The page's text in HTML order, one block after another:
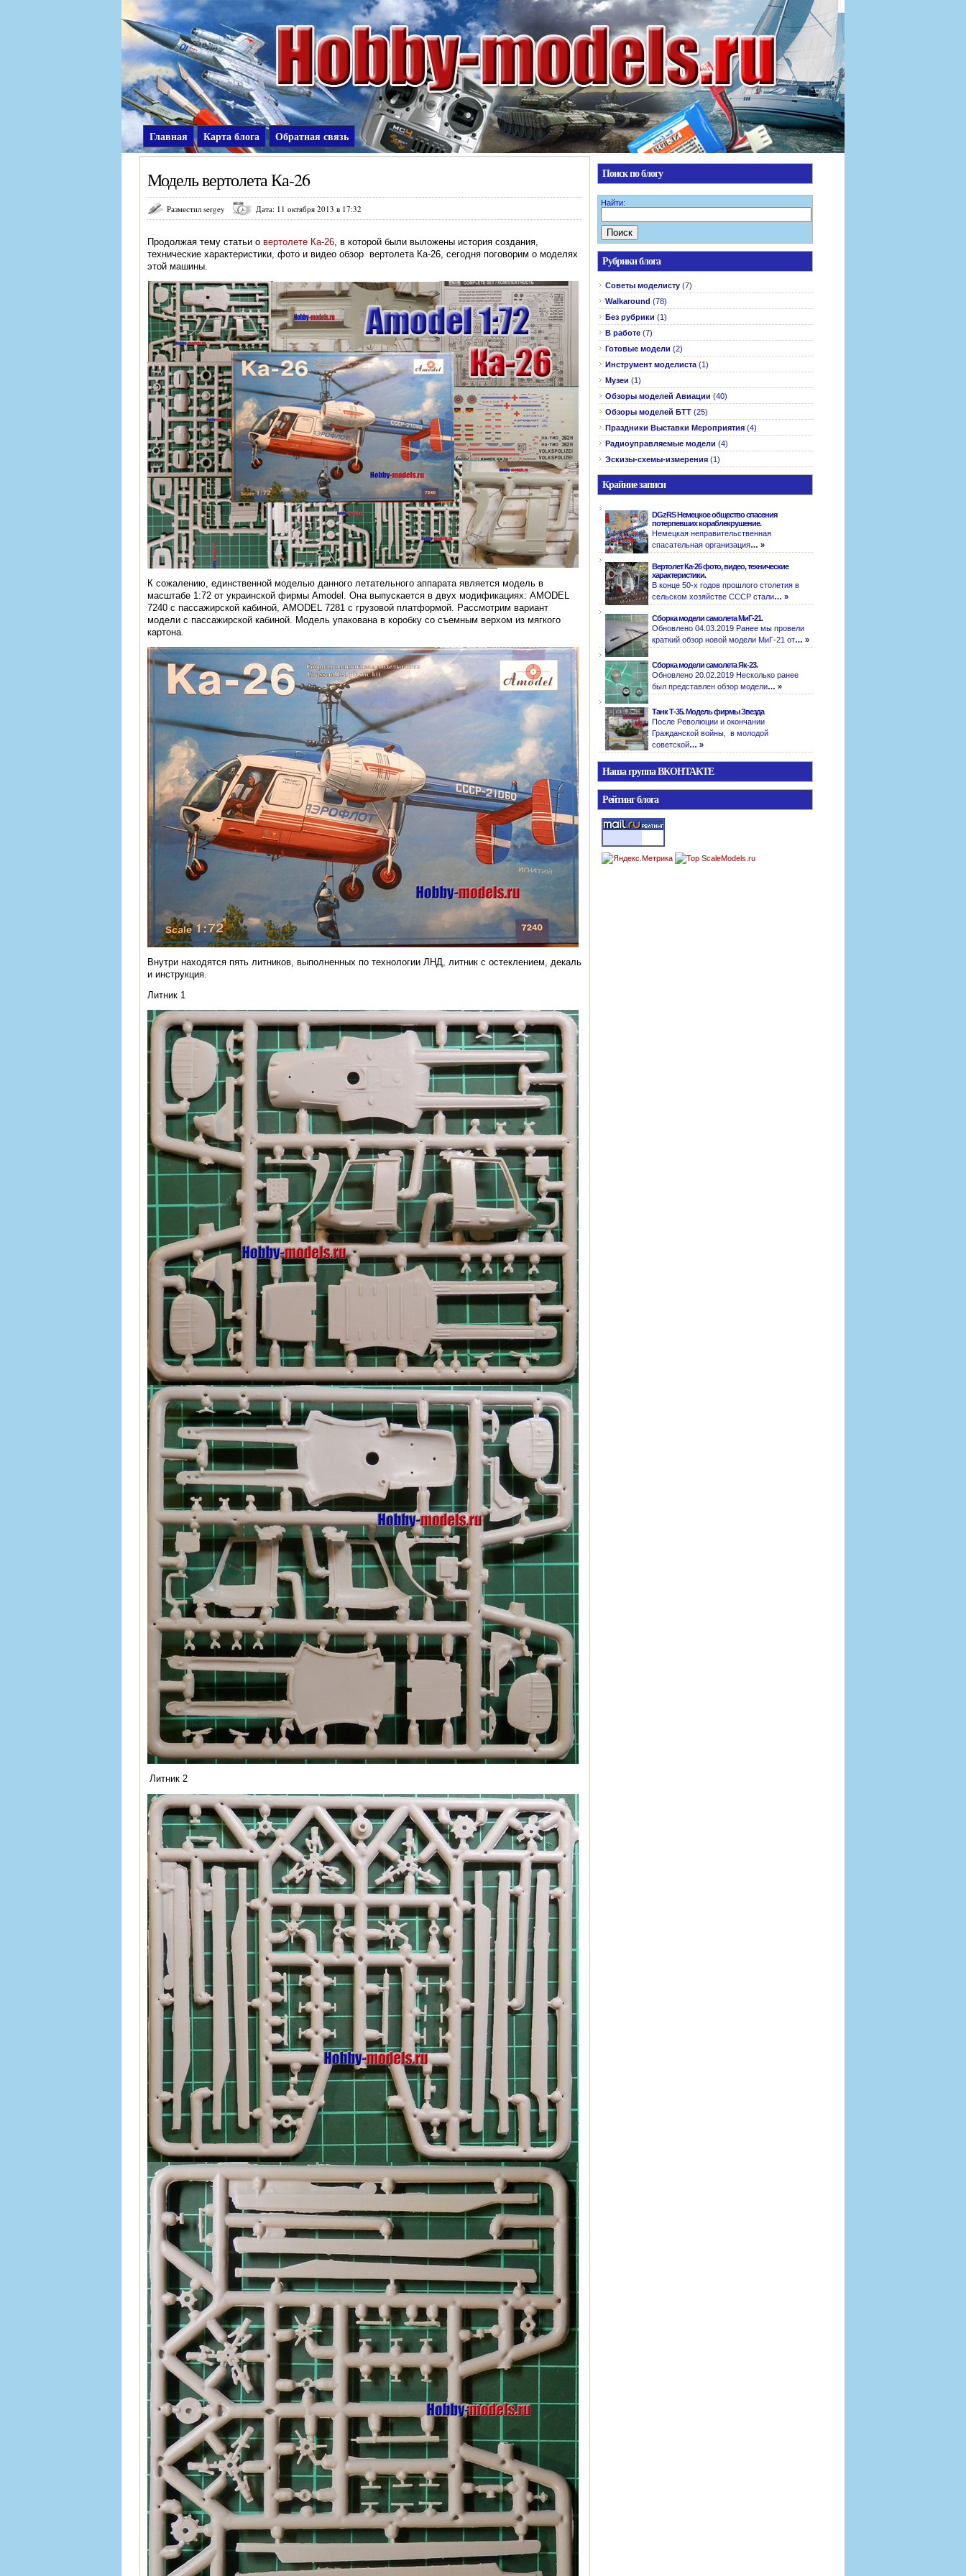
Главная Карта блога Обратная связь
Модель вертолета Ка-26
Разместил sergey Дата: 11 октября 2013 в 17:32
Продолжая тему статьи о вертолете Ка-26, в которой были выложены история создания,
технические характеристики, фото и видео обзор вертолета Ка-26, сегодня поговорим о моделях
этой машины.
К сожалению, единственной моделью данного летательного аппарата является модель в
масштабе 1:72 от украинской фирмы Amodel. Она выпускается в двух модификациях: AMODEL
7240 с пассажирской кабиной, AMODEL 7281 с грузовой платформой. Рассмотрим вариант
модели с пассажирской кабиной. Модель упакована в коробку со съемным верхом из мягкого
картона.
Внутри находятся пять литников, выполненных по технологии ЛНД, литник с остеклением, декаль
и инструкция.
Литник 1
Литник 2
Поиск по блогу
Найти:
Рубрики блога
Cоветы моделисту (7)
Walkaround (78)
Без рубрики (1)
В работе (7)
Готовые модели (2)
Инструмент моделиста (1)
Музеи (1)
Обзоры моделей Авиации (40)
Обзоры моделей БТТ (25)
Праздники Выставки Мероприятия (4)
Радиоуправляемые модели (4)
Эскизы-схемы-измерения (1)
Крайние записи
DGzRS Немецкое общество спасения
потерпевших кораблекрушение.
Немецкая неправительственная
спасательная организация… »
Вертолет Ка-26 фото, видео, технические
характеристики.
В конце 50-х годов прошлого столетия в
сельском хозяйстве СССР стали… »
Сборка модели самолета МиГ-21.
Обновлено 04.03.2019 Ранее мы провели
краткий обзор новой модели МиГ-21 от… »
Сборка модели самолета Як-23.
Обновлено 20.02.2019 Несколько ранее
был представлен обзор модели… »
Танк Т-35. Модель фирмы Звезда
После Революции и окончании
Гражданской войны, в молодой
советской… »
Наша группа ВКОНТАКТЕ
Рейтинг блога